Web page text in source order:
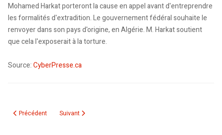
Mohamed Harkat porteront la cause en appel avant d'entreprendre
les formalités d'extradition. Le gouvernement fédéral souhaite le
renvoyer dans son pays d'origine, en Algérie. M. Harkat soutient
que cela l'exposerait à la torture.
Source:CyberPresse.ca
Article précédent : Malaka et Boustaila
Précédent Article suivant : WikiLeaks : Ce que pense Bouteflika de
Suivant